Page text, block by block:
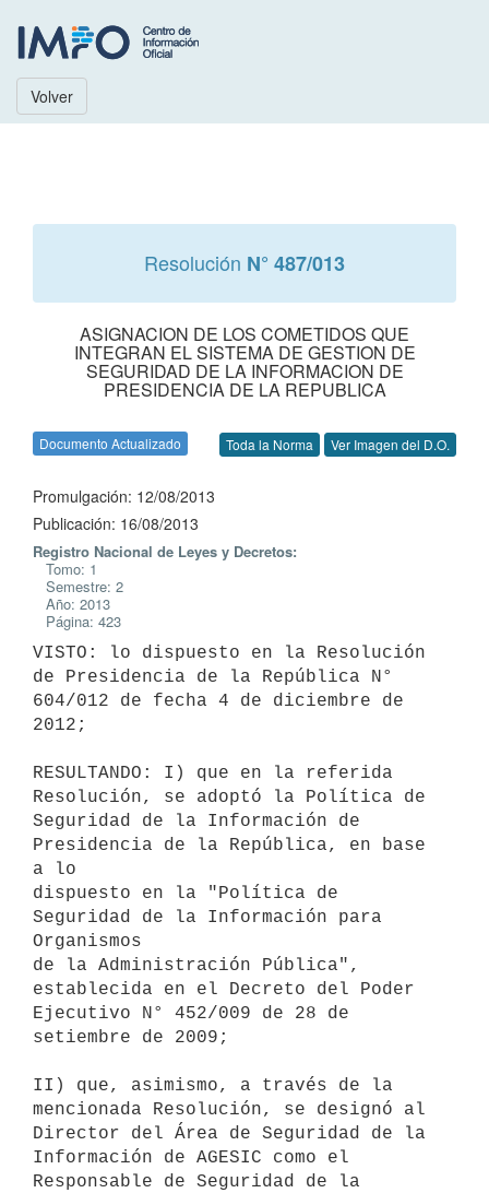
Volver
Resolución N° 487/013
ASIGNACION DE LOS COMETIDOS QUE
INTEGRAN EL SISTEMA DE GESTION DE
SEGURIDAD DE LA INFORMACION DE
PRESIDENCIA DE LA REPUBLICA
Documento Actualizado Toda la Norma Ver Imagen del D.O.
Promulgación: 12/08/2013
Publicación: 16/08/2013
Registro Nacional de Leyes y Decretos:
Tomo: 1
Semestre: 2
Año: 2013
Página: 423
VISTO: lo dispuesto en la Resolución
de Presidencia de la República N°
604/012 de fecha 4 de diciembre de
2012;
RESULTANDO: I) que en la referida
Resolución, se adoptó la Política de
Seguridad de la Información de
Presidencia de la República, en base
a lo
dispuesto en la "Política de
Seguridad de la Información para
Organismos
de la Administración Pública",
establecida en el Decreto del Poder
Ejecutivo N° 452/009 de 28 de
setiembre de 2009;
II) que, asimismo, a través de la
mencionada Resolución, se designó al
Director del Área de Seguridad de la
Información de AGESIC como el
Responsable de Seguridad de la